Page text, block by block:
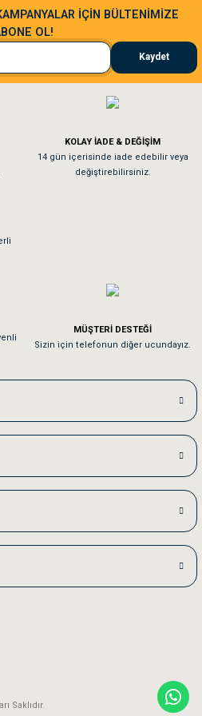
Gönder
fimrasın da bir sorun yaşadım ve arkadaşlar
bayıldım
Uygun fiyatta olması iyi.
gün elime ulaştı. Jack russell köpeğim
onuda hemen çözdüler
İÇİN BÜLTENİMİZE
OL!
Kaydet
KOLAY İADE & DEĞİŞİM
14 gün içerisinde iade edebilir veya
değiştirebilirsiniz.
MÜŞTERİ DESTEĞİ
Sizin için telefonun diğer ucundayız.
Saklıdır.